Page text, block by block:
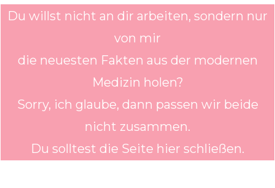
Du willst nicht an dir arbeiten, sondern nur
von mir
die neuesten Fakten aus der modernen
Medizin holen?
Sorry, ich glaube, dann passen wir beide
nicht zusammen.
Du solltest die Seite hier schließen.